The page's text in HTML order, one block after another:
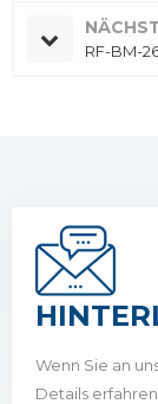
RF-BM-
Wenn Sie an
Details